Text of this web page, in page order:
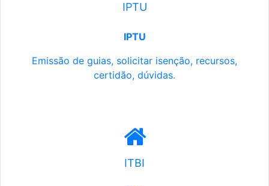
IPTU
IPTU
Emissão de guias, solicitar isenção, recursos,
certidão, dúvidas.
ITBI